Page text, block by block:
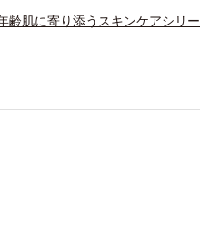
齢肌に寄り添うスキンケアシリ